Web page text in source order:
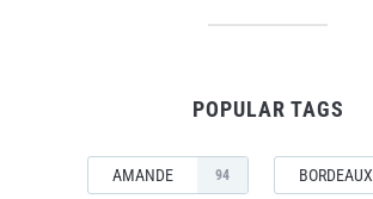
POPULAR TAGS
AMANDE 94 BORDEAUX